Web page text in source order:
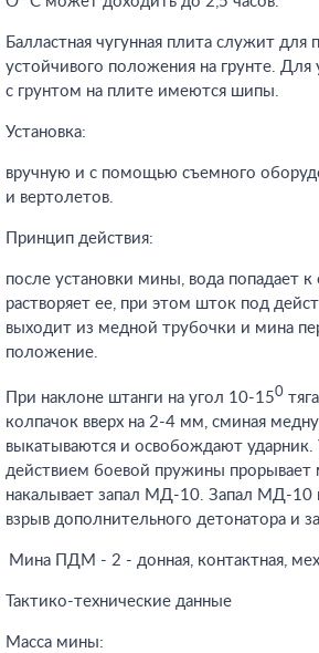
Балластная чугунная плита служит для
устойчивого положения на грунте. Для
с грунтом на плите имеются шипы.
Установка:
вручную и с помощью съемного
и вертолетов.
Принцип действия:
после установки мины, вода попадает
растворяет ее, при этом шток под
выходит из медной трубочки и мина
положение.
При наклоне штанги на угол 10-150
колпачок вверх на 2-4 мм, сминая
выкатываются и освобождают ударник.
действием боевой пружины прорывает
накалывает запал МД-10. Запал МД-10
взрыв дополнительного детонатора и
Мина ПДМ - 2 - донная, контактная,
Тактико-технические данные
Масса мины: